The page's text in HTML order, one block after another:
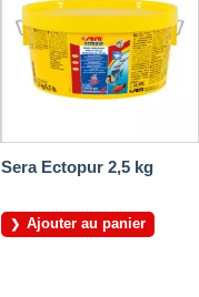
Sera Ectopur 2,5 kg
Ajouter au panier